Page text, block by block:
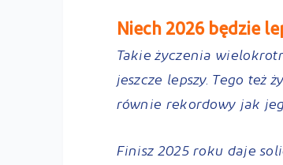
Niech 2026 będzie
Takie życzenia
jeszcze lepszy. Tego też
równie rekordowy jak
Finisz 2025 roku daje